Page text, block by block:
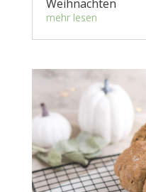
Weihnachten
mehr lesen